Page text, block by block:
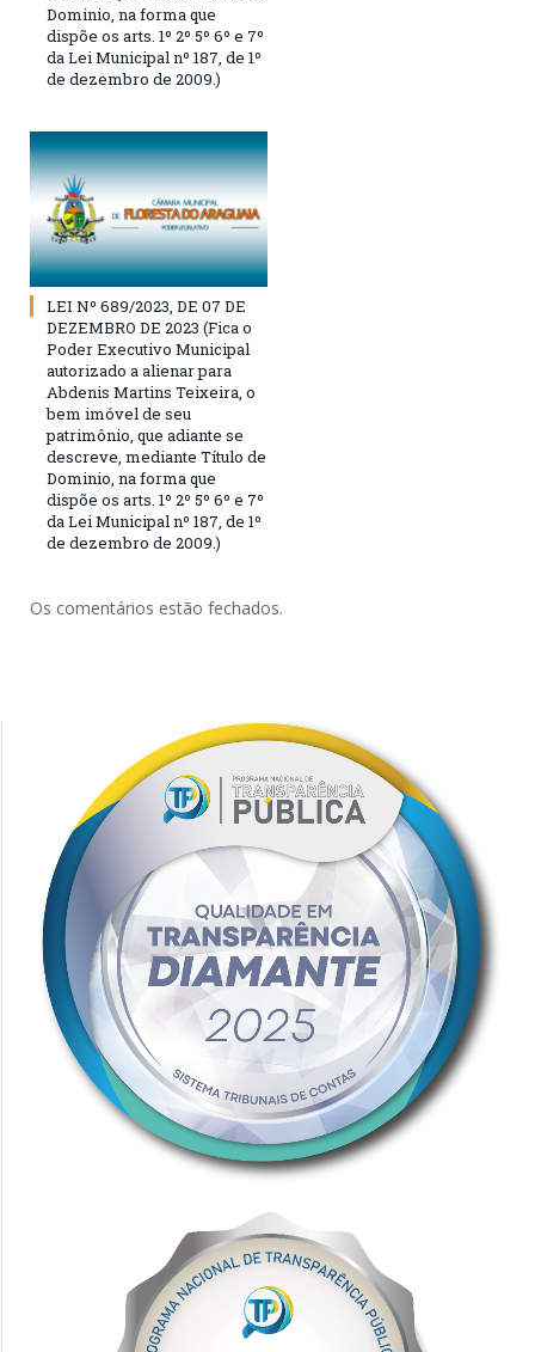
Dominio, na forma que
dispõe os arts. 1º 2º 5º 6º e 7º
da Lei Municipal nº 187, de 1º
de dezembro de 2009.)
LEI Nº 689/2023, DE 07 DE
DEZEMBRO DE 2023 (Fica o
Poder Executivo Municipal
autorizado a alienar para
Abdenis Martins Teixeira, o
bem imóvel de seu
patrimônio, que adiante se
descreve, mediante Título de
Dominio, na forma que
dispõe os arts. 1º 2º 5º 6º e 7º
da Lei Municipal nº 187, de 1º
de dezembro de 2009.)
Os comentários estão fechados.